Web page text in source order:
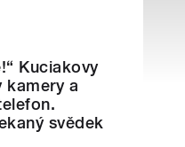
Kuciakovy
kamery a
svědek